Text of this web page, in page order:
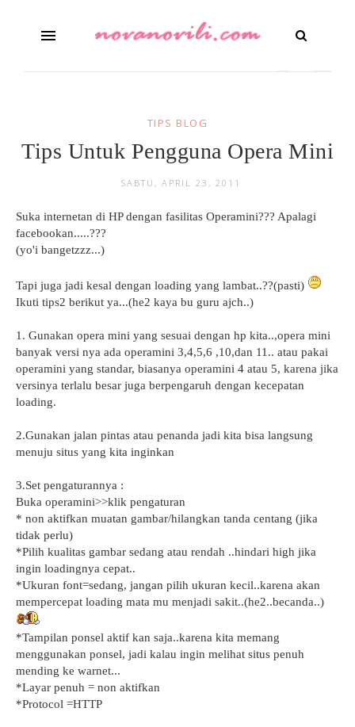
TIPS BLOG
Tips Untuk Pengguna Opera Mini
SABTU, APRIL 23, 2011
Suka internetan di HP dengan fasilitas Operamini??? Apalagi
facebookan.....???
(yo'i bangetzzz...)
Tapi juga jadi kesal dengan loading yang lambat..??(pasti)
Ikuti tips2 berikut ya...(he2 kaya bu guru ajch..)
1. Gunakan opera mini yang sesuai dengan hp kita..,opera mini
banyak versi nya ada operamini 3,4,5,6 ,10,dan 11.. atau pakai
operamini yang standar, biasanya operamini 4 atau 5, karena jika
versinya terlalu besar juga berpengaruh dengan kecepatan
loading.
2.Gunakan jalan pintas atau penanda jadi kita bisa langsung
menuju situs yang kita inginkan
3.Set pengaturannya :
Buka operamini>>klik pengaturan
* non aktifkan muatan gambar/hilangkan tanda centang (jika
tidak perlu)
*Pilih kualitas gambar sedang atau rendah ..hindari high jika
ingin loadingnya cepat..
*Ukuran font=sedang, jangan pilih ukuran kecil..karena akan
mempercepat loading mata mu menjadi sakit..(he2..becanda..)
*Tampilan ponsel aktif kan saja..karena kita memang
menggunakan ponsel, jadi kalau ingin melihat situs penuh
mending ke warnet...
*Layar penuh = non aktifkan
*Protocol =HTTP